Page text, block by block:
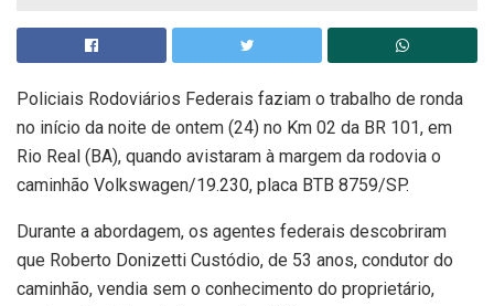
Policiais Rodoviários Federais faziam o trabalho de ronda
no início da noite de ontem (24) no Km 02 da BR 101, em
Rio Real (BA), quando avistaram à margem da rodovia o
caminhão Volkswagen/19.230, placa BTB 8759/SP.
Durante a abordagem, os agentes federais descobriram
que Roberto Donizetti Custódio, de 53 anos, condutor do
caminhão, vendia sem o conhecimento do proprietário,